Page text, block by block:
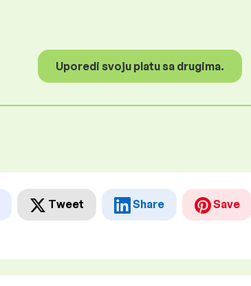
Uporedi svoju platu sa drugima.
Tweet Share Save